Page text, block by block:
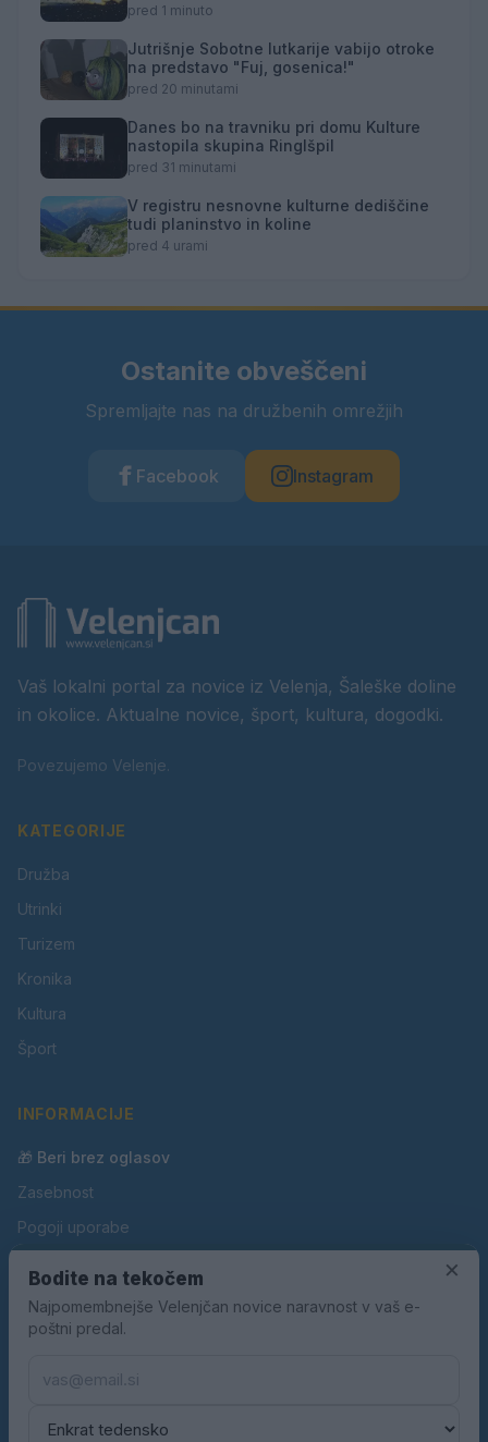
pred 1 minuto
Jutrišnje Sobotne lutkarije vabijo otroke
na predstavo "Fuj, gosenica!"
pred 20 minutami
Danes bo na travniku pri domu Kulture
nastopila skupina Ringlšpil
pred 31 minutami
V registru nesnovne kulturne dediščine
tudi planinstvo in koline
pred 4 urami
Ostanite obveščeni
Spremljajte nas na družbenih omrežjih
Facebook Instagram
Vaš lokalni portal za novice iz Velenja, Šaleške doline
in okolice. Aktualne novice, šport, kultura, dogodki.
Povezujemo Velenje.
KATEGORIJE
Družba
Utrinki
Turizem
Kronika
Kultura
Šport
INFORMACIJE
🎁 Beri brez oglasov
Zasebnost
Pogoji uporabe
Oglaševanje
Kontakt
×
Bodite na tekočem
Najpomembnejše Velenjčan novice naravnost v vaš e-
poštni predal.